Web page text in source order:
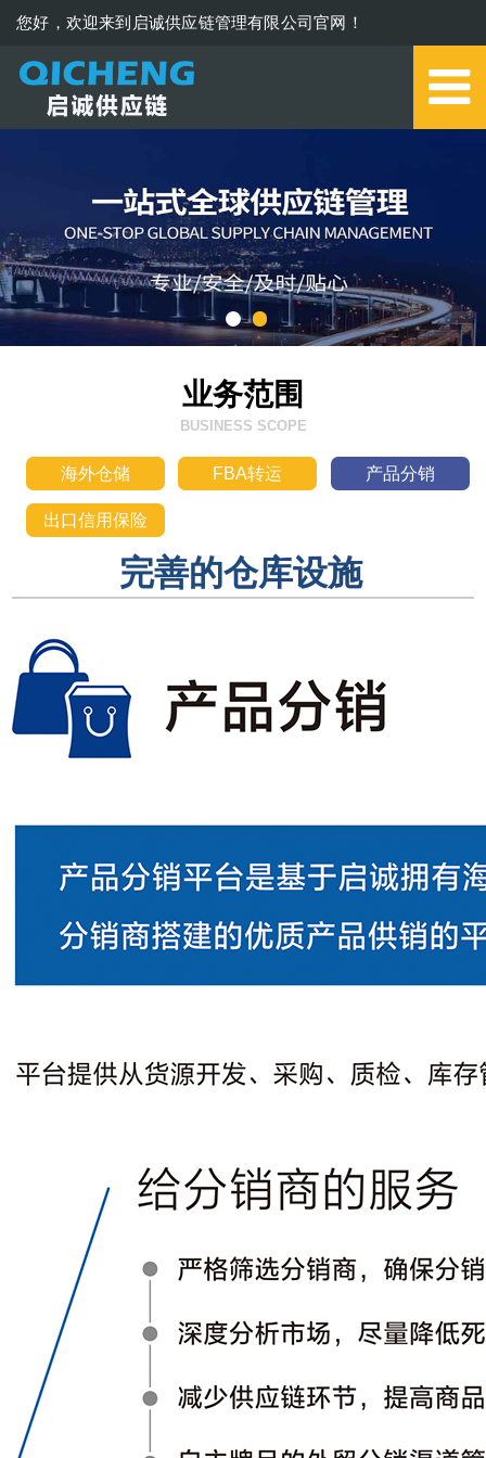
您好，欢迎来到启诚供应链管理有限公司官网！
0579-85273006
业务范围
BUSINESS SCOPE
海外仓储 FBA转运 产品分销
出口信用保险
完善的仓库设施